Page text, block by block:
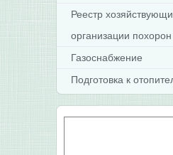
Реестр
организации похорон
Газоснабжение
Подготовка к